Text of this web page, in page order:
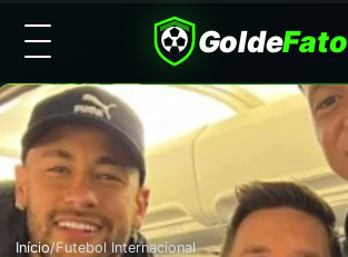
GoldeFato
Início/Futebol Internacional